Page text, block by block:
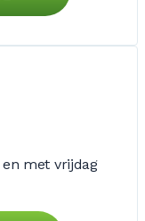
met vrijdag